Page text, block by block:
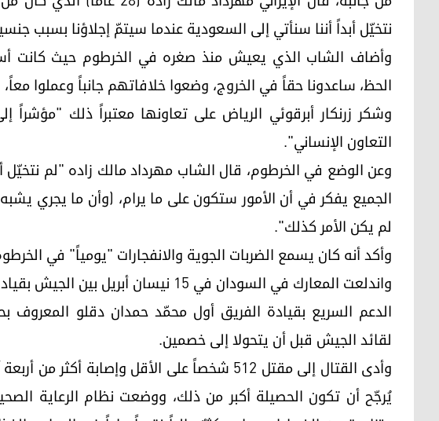
نتخيّل أبداً أننا سنأتي إلى السعودية عندما سيتمّ إجلاؤنا بسبب
وأضاف الشاب الذي يعيش منذ صغره في الخرطوم حيث كانت
الحظ، ساعدونا حقاً في الخروج، وضعوا خلافاتهم جانباً وعملوا معاً،
وشكر زرنكار أبرقوئي الرياض على تعاونها معتبراً ذلك "مؤشراً
التعاون الإنساني".
وعن الوضع في الخرطوم، قال الشاب مهرداد مالك زاده "لم نتخيّل
الجميع يفكر في أن الأمور ستكون على ما يرام، (وأن ما يجري
لم يكن الأمر كذلك".
وأكد أنه كان يسمع الضربات الجوية والانفجارات "يومياً" في
واندلعت المعارك في السودان في 15 نيسان
الدعم السريع بقيادة الفريق أول محمّد حمدان دقلو المعروف
لقائد الجيش قبل أن يتحولا إلى خصمين.
وأدى القتال إلى مقتل 512 شخصاً على الأقل
يُرجّح أن تكون الحصيلة أكبر من ذلك، ووضعت نظام الرعاية